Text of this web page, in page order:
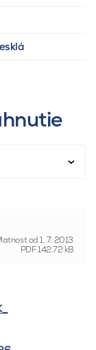
od1. 7. 2013
PDF142.72 kB